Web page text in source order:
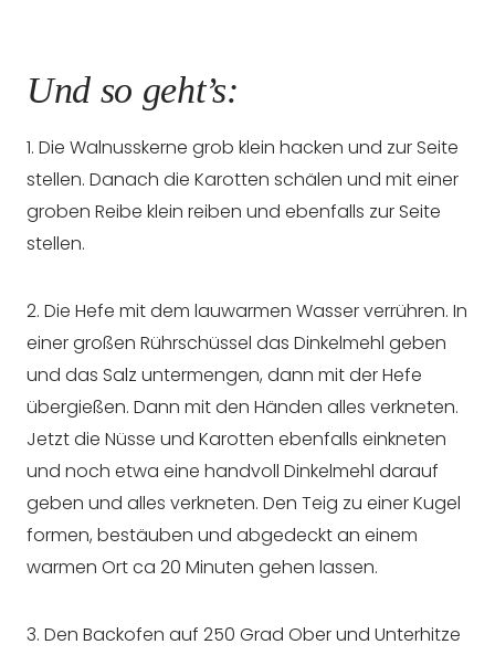
Und so geht’s:
1. Die Walnusskerne grob klein hacken und zur Seite
stellen. Danach die Karotten schälen und mit einer
groben Reibe klein reiben und ebenfalls zur Seite
stellen.
2. Die Hefe mit dem lauwarmen Wasser verrühren. In
einer großen Rührschüssel das Dinkelmehl geben
und das Salz untermengen, dann mit der Hefe
übergießen. Dann mit den Händen alles verkneten.
Jetzt die Nüsse und Karotten ebenfalls einkneten
und noch etwa eine handvoll Dinkelmehl darauf
geben und alles verkneten. Den Teig zu einer Kugel
formen, bestäuben und abgedeckt an einem
warmen Ort ca 20 Minuten gehen lassen.
3. Den Backofen auf 250 Grad Ober und Unterhitze